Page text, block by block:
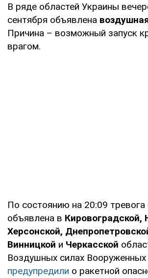
В ряде областей Украины
сентября объявлена
Причина – возможный запуск
врагом.
По состоянию на 20:09
объявлена в Кировоградской,
Херсонской,
Винницкой и Черкасской
Воздушных силах
предупредили о ракетной